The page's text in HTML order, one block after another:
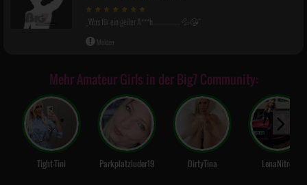
Was für ein geiler A***h.................... 💦😘
Melden
Mehr Amateur Girls in der Big7 Community:
Tight-Tini Parkplatzluder19 DirtyTina LenaNitro